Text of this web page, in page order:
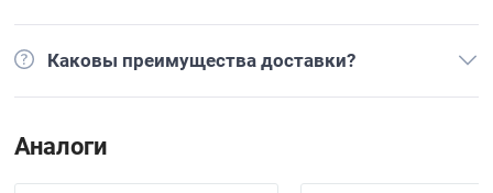
Каковы преимущества доставки?
Аналоги